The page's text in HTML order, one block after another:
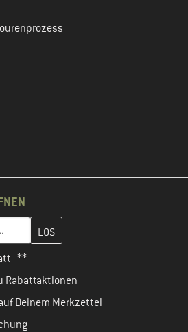
ein und erstelle im nächsten
**
Rabattaktionen
Deinem Merkzettel